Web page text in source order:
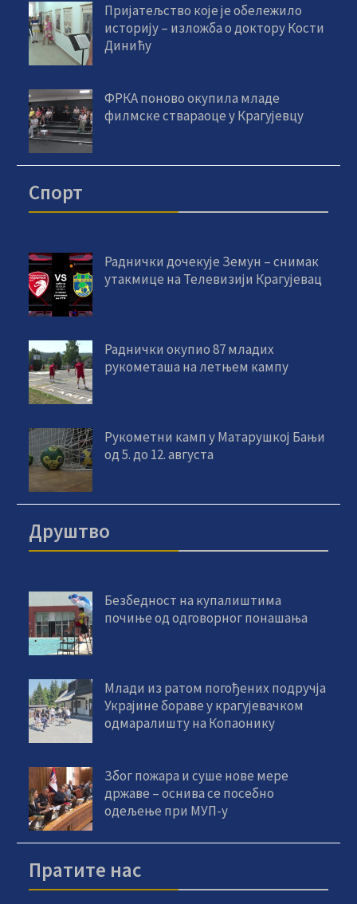
Пријатељство које је обележило
историју – изложба о доктору Кости
Динићу
ФРКА поново окупила младе
филмске ствараоце у Крагујевцу
Спорт
Раднички дочекује Земун – снимак
утакмице на Телевизији Крагујевац
Раднички окупио 87 младих
рукометаша на летњем кампу
Рукометни камп у Матарушкој Бањи
од 5. до 12. августа
Друштво
Безбедност на купалиштима
почиње од одговорног понашања
Млади из ратом погођених подручја
Украјине бораве у крагујевачком
одмаралишту на Копаонику
Због пожара и суше нове мере
државе – оснива се посебно
одељење при МУП-у
Пратите нас